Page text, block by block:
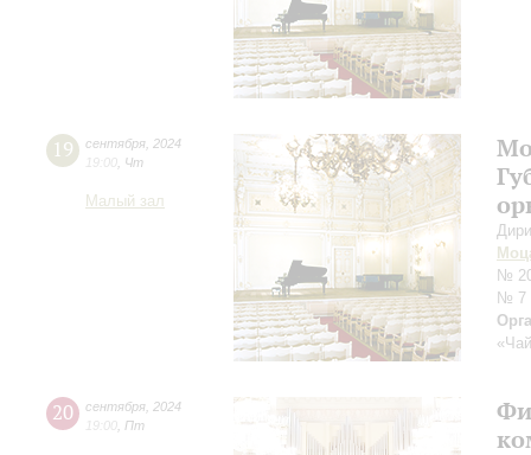
19 сентября 2024
19:00 Чт
Малый зал
№
№ 7
20 сентября 2024
19:00 Пт